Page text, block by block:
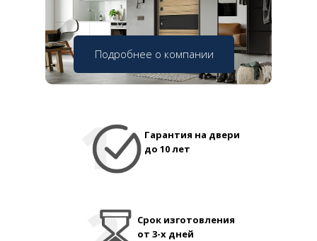
Подробнее о компании
Гарантия на двери
до 10 лет
Срок изготовления
от 3-х дней